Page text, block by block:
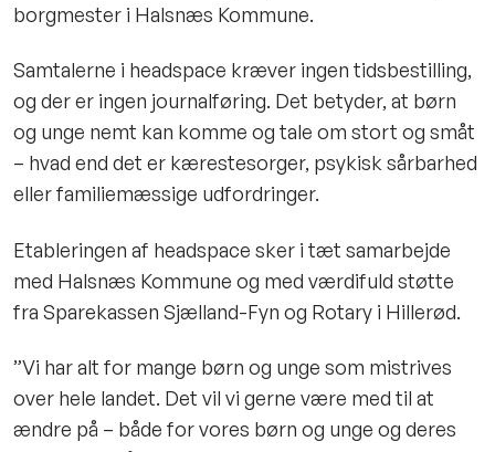
borgmester i Halsnæs Kommune.
Samtalerne i headspace kræver ingen tidsbestilling,
og der er ingen journalføring. Det betyder, at børn
og unge nemt kan komme og tale om stort og småt
– hvad end det er kærestesorger, psykisk sårbarhed
eller familiemæssige udfordringer.
Etableringen af headspace sker i tæt samarbejde
med Halsnæs Kommune og med værdifuld støtte
fra Sparekassen Sjælland-Fyn og Rotary i Hillerød.
”Vi har alt for mange børn og unge som mistrives
over hele landet. Det vil vi gerne være med til at
ændre på – både for vores børn og unge og deres